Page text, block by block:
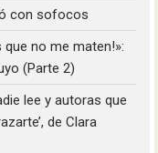
con sofocos
que no me maten!»:
(Parte 2)
lee y autoras que
de Clara